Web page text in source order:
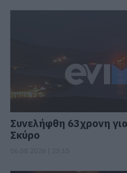
Συνελήφθη 63χρονη
Σκύρο